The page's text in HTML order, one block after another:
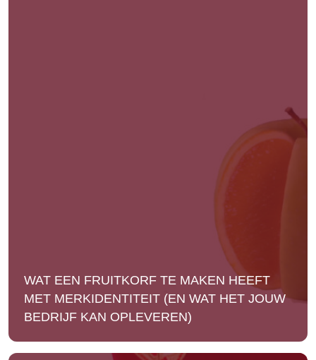
WAT EEN FRUITKORF TE MAKEN HEEFT
MET MERKIDENTITEIT (EN WAT HET JOUW
BEDRIJF KAN OPLEVEREN)